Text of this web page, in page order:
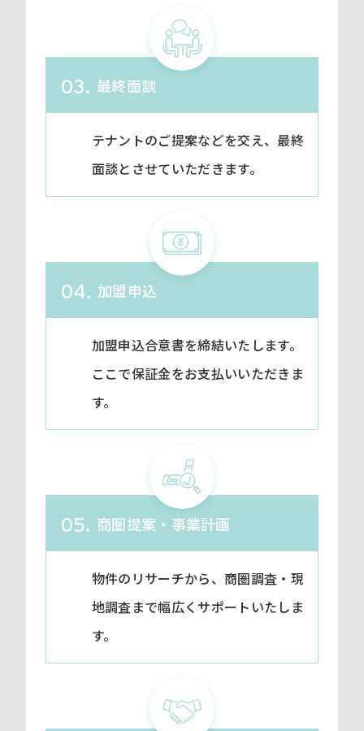
03. 最終面談
テナントのご提案などを交え、最終
面談とさせていただきます。
04. 加盟申込
加盟申込合意書を締結いたします。
ここで保証金をお支払いいただきま
す。
05. 商圏提案・事業計画
物件のリサーチから、商圏調査・現
地調査まで幅広くサポートいたしま
す。